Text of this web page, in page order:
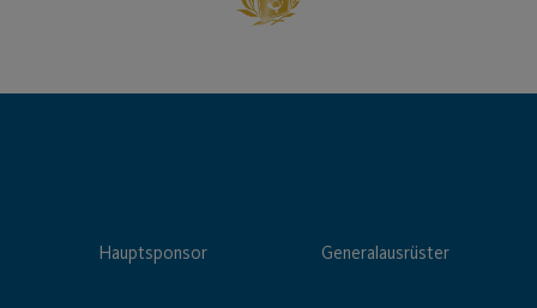
Hauptsponsor Generalausrüster